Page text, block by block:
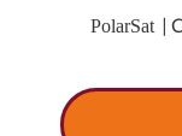
PolarSat |